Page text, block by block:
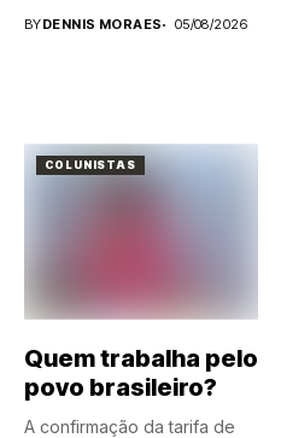
BYDENNIS MORAES 05/08/2026
COLUNISTAS
Quem trabalha pelo
povo brasileiro?
A confirmação da tarifa de